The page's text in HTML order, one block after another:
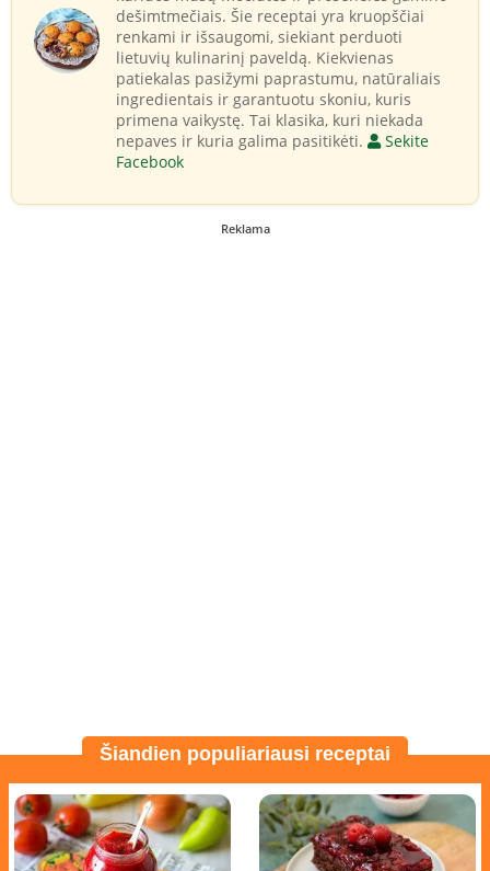
dešimtmečiais. Šie receptai yra kruopščiai
renkami ir išsaugomi, siekiant perduoti
lietuvių kulinarinį paveldą. Kiekvienas
patiekalas pasižymi paprastumu, natūraliais
ingredientais ir garantuotu skoniu, kuris
primena vaikystę. Tai klasika, kuri niekada
nepaves ir kuria galima pasitikėti.
Sekite
Facebook
Reklama
Šiandien populiariausi receptai